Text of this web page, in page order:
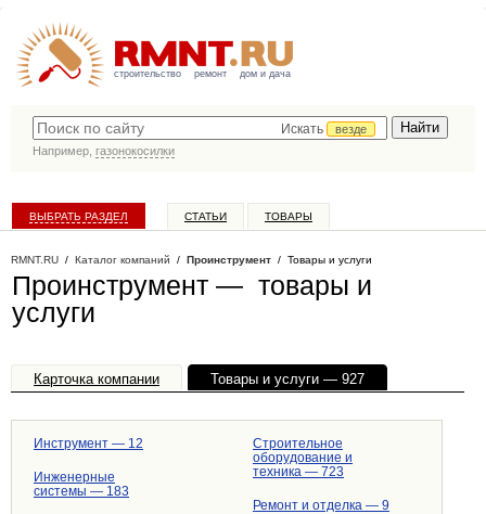
строительство ремонт дом и дача
Искать
везде
Например, газонокосилки
ВЫБРАТЬ РАЗДЕЛ СТАТЬИ ТОВАРЫ
RMNT.RU / Каталог компаний / Проинструмент / Товары и услуги
Проинструмент — товары и
услуги
Карточка компании
Товары и услуги — 927
Инструмент — 12
Инженерные
системы — 183
Строительное
оборудование и
техника — 723
Ремонт и отделка — 9